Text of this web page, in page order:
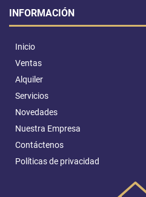
INFORMACIÓN
Inicio
Ventas
Alquiler
Servicios
Novedades
Nuestra Empresa
Contáctenos
Políticas de privacidad